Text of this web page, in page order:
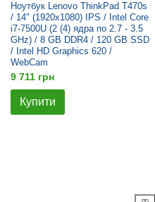
Ноутбук Lenovo ThinkPad T470s
/ 14" (1920x1080) IPS / Intel Core
i7-7500U (2 (4) ядра по 2.7 - 3.5
GHz) / 8 GB DDR4 / 120 GB SSD
/ Intel HD Graphics 620 /
WebCam
9 711 грн
Купити